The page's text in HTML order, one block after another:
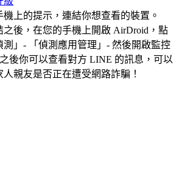
機上的提示，連結你想查看的裝置。
之後，在您的手機上開啟 AirDroid，點
測」- 「偵測應用管理」- 然後開啟監控
後你可以查看對方 LINE 的訊息，可以
親友是否正在遭受網路詐騙！